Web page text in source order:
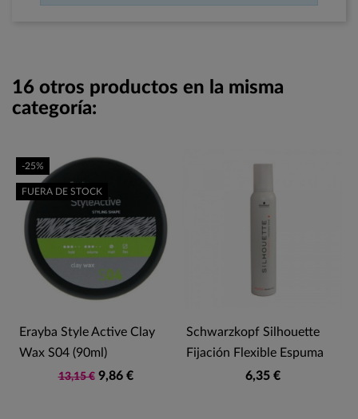
16 otros productos en la misma
categoría:
Erayba Style Active Clay
Wax S04 (90ml)
13,15 € 9,86 €
-25%
FUERA DE STOCK
Schwarzkopf Silhouette
Fijación Flexible Espuma
6,35 €